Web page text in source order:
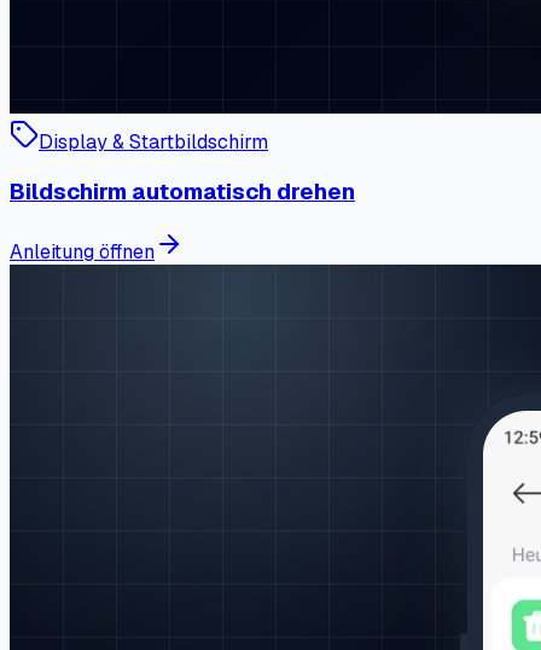
Display & Startbildschirm
Bildschirm automatisch drehen
Anleitung öffnen